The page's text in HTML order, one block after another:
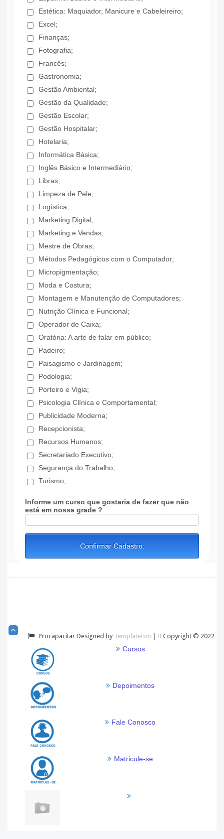
Procapacitar Designed by Templateism B Copyright © 2022
Cursos
Depoimentos
Fale Conosco
Matricule-se